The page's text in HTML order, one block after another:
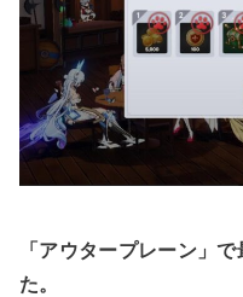
「アウタープレーン」
た。